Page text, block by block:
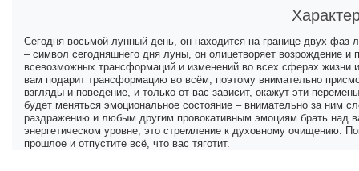
Сегодня восьмой лунный день, он находится на границе двух фаз
– символ сегодняшнего дня луны, он олицетворяет возрождение
всевозможных трансформаций и изменений во всех сферах
вам подарит трансформацию во всём, поэтому внимательно
взгляды и поведение, и только от вас зависит, окажут эти
будет меняться эмоциональное состояние – внимательно за ним
раздражению и любым другим провокативным эмоциям брать над
энергетическом уровне, это стремление к духовному очищению.
прошлое и отпустите всё, что вас тяготит.